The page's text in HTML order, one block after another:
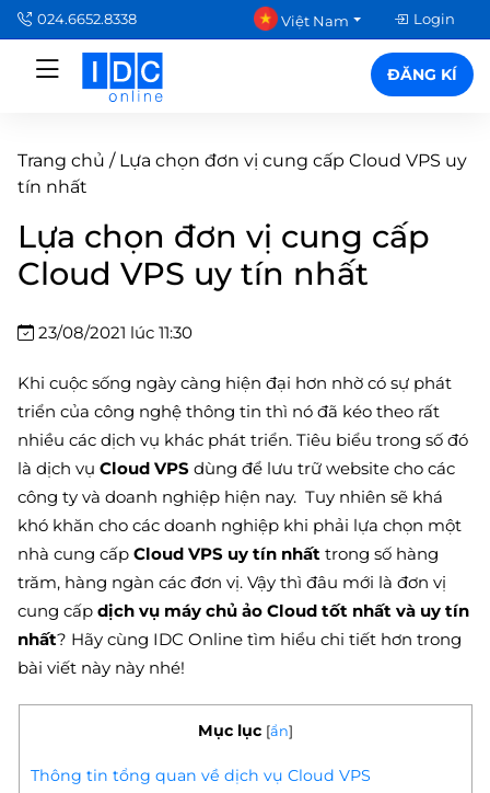
024.6652.8338 Việt Nam Login
ĐĂNG KÍ
Trang chủ / Lựa chọn đơn vị cung cấp Cloud VPS uy
tín nhất
Lựa chọn đơn vị cung cấp
Cloud VPS uy tín nhất
23/08/2021 lúc 11:30
Khi cuộc sống ngày càng hiện đại hơn nhờ có sự phát
triển của công nghệ thông tin thì nó đã kéo theo rất
nhiều các dịch vụ khác phát triển. Tiêu biểu trong số đó
là dịch vụCloud VPS dùng để lưu trữ website cho các
công ty và doanh nghiệp hiện nay. Tuy nhiên sẽ khá
khó khăn cho các doanh nghiệp khi phải lựa chọn một
nhà cung cấpCloud VPS uy tín nhất trong số hàng
trăm, hàng ngàn các đơn vị. Vậy thì đâu mới là đơn vị
cung cấpdịch vụ máy chủ ảo Cloud tốt nhất và uy tín
nhất? Hãy cùng IDC Online tìm hiểu chi tiết hơn trong
bài viết này này nhé!
Mục lục [ẩn]
Thông tin tổng quan về dịch vụ Cloud VPS